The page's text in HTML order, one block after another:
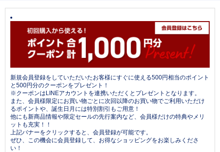
新規会員登録をしていただいたお客様にすぐに使える500円相当のポイント
と500円分のクーポンをプレゼント！
※クーポンはLINEアカウントを連携いただくとプレゼントとなります。
また、会員様限定にお買い物ごとに次回以降のお買い物でご利用いただけ
るポイントや、誕生日月には特別割引もご用意！
他にも新商品情報や限定セールの先行案内など、会員様だけの特典やメリ
ットも充実！！
上記バナーをクリックすると、会員登録が可能です。
ぜひ、この機会に会員登録して、お得なショッピングをお楽しみくださ
い！